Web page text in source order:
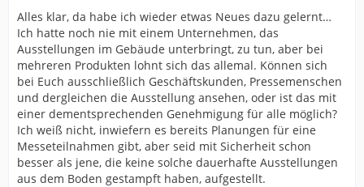
Alles klar, da habe ich wieder etwas Neues dazu gelernt…
Ich hatte noch nie mit einem Unternehmen, das
Ausstellungen im Gebäude unterbringt, zu tun, aber bei
mehreren Produkten lohnt sich das allemal. Können sich
bei Euch ausschließlich Geschäftskunden, Pressemenschen
und dergleichen die Ausstellung ansehen, oder ist das mit
einer dementsprechenden Genehmigung für alle möglich?
Ich weiß nicht, inwiefern es bereits Planungen für eine
Messeteilnahmen gibt, aber seid mit Sicherheit schon
besser als jene, die keine solche dauerhafte Ausstellungen
aus dem Boden gestampft haben, aufgestellt.